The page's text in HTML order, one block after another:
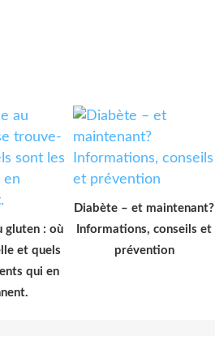
gluten : où
et quels
qui en
Diabète – et maintenant?
Informations, conseils et
prévention